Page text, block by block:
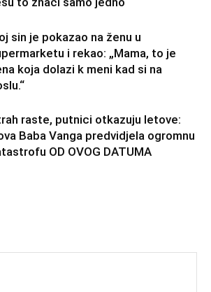
sin je pokazao na ženu u
i rekao: „Mama, to je
koja dolazi k meni kad si na
raste, putnici otkazuju letove:
Baba Vanga predvidjela ogromnu
OD OVOG DATUMA